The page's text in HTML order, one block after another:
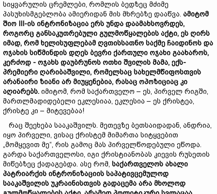
სიყვარულის ცრემლები, რომლის ბედზეც მძიმე
პასუხისმგებლობა ამიერიდან მის მხრებზე დააწვა. ამიტომ
შიო III-ის ინტრონიზაცია ერს უნდა დაამახსოვრდეს,
როგორც განსაკუთრებული გულმოწყალების აქტი, ეს ღირს
იმად, რომ ხელისუფლებამ ღვთისსათნო საქმე ჩაიდინოს და
ოჯახის სიწმინდის დღეს ბევრი ქართული ოჯახი გაახაროს,
კერძოდ - ოჯახს დაუბრუნოს ოთხი შვილის მამა, ექს-
პრემიერი ღარიბაშვილი, რომელსაც სახელმწიფოსთვის
არანაირი ზიანი არ მიუყენებია, რასაც ოპოზიციაც კი
აღიარებს. იმიტომ, რომ საქართველო – ეს, პირველ რიგში,
მართლმადიდებელი ეკლესიაა, ეკლესია – ეს ქრისტეა,
ქრისტე კი – მიტევებაა!
რაც შეეხება სააკაშვილს. მეთევზე ბეთსაიდადან, ანდრია,
იყო პირველი, ვისაც ქრისტემ მიმართა სიტყვებით
„მომყევით მე“, რის გამოც მას პირველწოდებული ეწოდა.
გარდა საქართველოსი, იგი ქრისტიანობას კიევის რუსეთის
მიწებზეც ქადაგებდა. ასე რომ, საქართველოს ახალი
პატრიარქის ინტრონიზაციის საპატივცემულოდ
სააკაშვილის უკრაინისთვის გადაცემა არა მხოლოდ